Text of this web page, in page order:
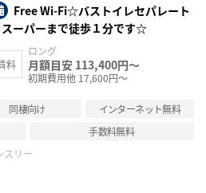
Free Wi-Fi☆バストイレセパレート
ーパーまで徒歩１分です☆
料
ロング
月額目安 113,400円～
初期費用他 17,600円～
同棲向け
インターネット無料
手数料無料
スリー